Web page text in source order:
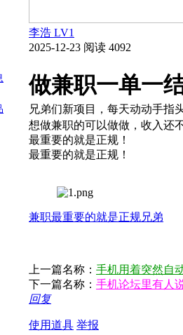
李浩 LV1
2025-12-23 阅读 4092
做兼职一单一
兄弟们新项目，每天动动手指
想做兼职的可以做做，
最重要的就是正规！
最重要的就是正规！
兼职最重要的就是正规兄弟
上一篇名称： 手机用着突然自
下一篇名称： 手机论坛里有人
回复
使用道具 举报